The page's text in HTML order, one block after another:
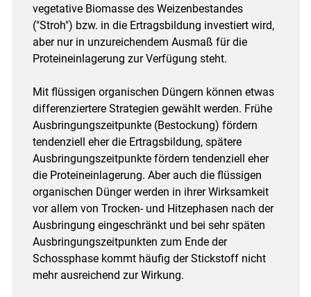
vegetative Biomasse des Weizenbestandes
("Stroh") bzw. in die Ertragsbildung investiert wird,
aber nur in unzureichendem Ausmaß für die
Proteineinlagerung zur Verfügung steht.
Mit flüssigen organischen Düngern können etwas
differenziertere Strategien gewählt werden. Frühe
Ausbringungszeitpunkte (Bestockung) fördern
tendenziell eher die Ertragsbildung, spätere
Ausbringungszeitpunkte fördern tendenziell eher
die Proteineinlagerung. Aber auch die flüssigen
organischen Dünger werden in ihrer Wirksamkeit
vor allem von Trocken- und Hitzephasen nach der
Ausbringung eingeschränkt und bei sehr späten
Ausbringungszeitpunkten zum Ende der
Schossphase kommt häufig der Stickstoff nicht
mehr ausreichend zur Wirkung.